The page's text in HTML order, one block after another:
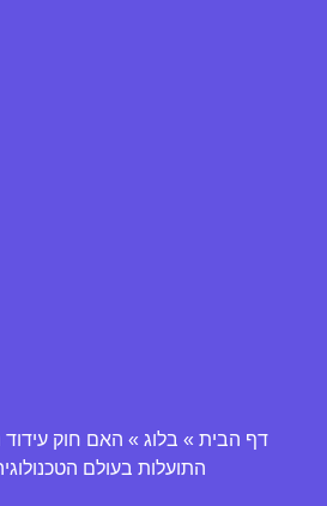
דף הבית » בלוג » האם חוק
התועלות בעולם